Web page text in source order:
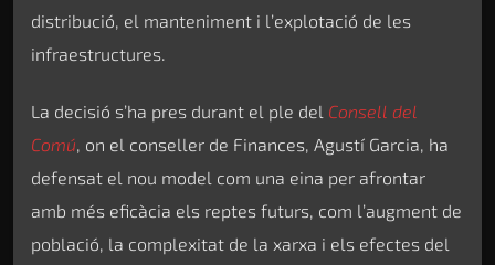
distribució, el manteniment i l’explotació de les
infraestructures.
La decisió s’ha pres durant el ple del Consell del
Comú, on el conseller de Finances, Agustí Garcia, ha
defensat el nou model com una eina per afrontar
amb més eficàcia els reptes futurs, com l’augment de
població, la complexitat de la xarxa i els efectes del